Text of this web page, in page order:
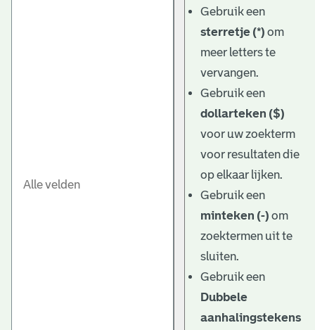
Gebruik een
sterretje (*) om
meer letters te
vervangen.
Gebruik een
dollarteken ($)
voor uw zoekterm
voor resultaten die
op elkaar lijken.
Gebruik een
minteken (-) om
zoektermen uit te
sluiten.
Gebruik een
Dubbele
aanhalingstekens